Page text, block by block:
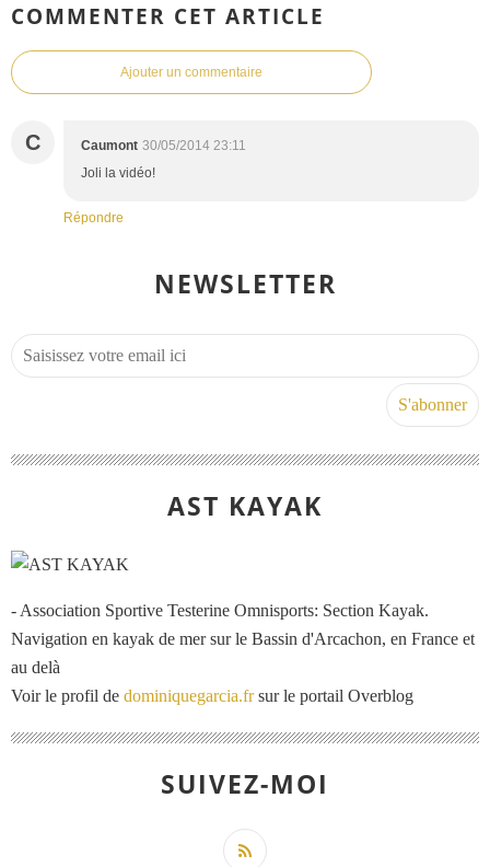
COMMENTER CET ARTICLE
Ajouter un commentaire
C Caumont 30/05/2014 23:11
Joli la vidéo!
Répondre
NEWSLETTER
AST KAYAK
- Association Sportive Testerine Omnisports: Section Kayak.
Navigation en kayak de mer sur le Bassin d'Arcachon, en France et
au delà
Voir le profil de dominiquegarcia.frsur le portail Overblog
SUIVEZ-MOI